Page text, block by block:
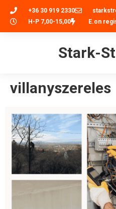
+36 30 919 2330
H-P 7,00-15,00
E.on
Stark-
villanyszereles